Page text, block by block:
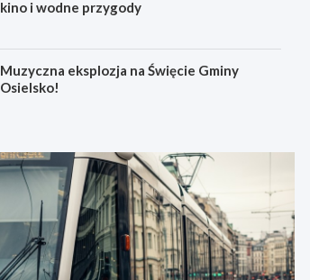
kino i wodne przygody
Muzyczna eksplozja na Święcie Gminy
Osielsko!